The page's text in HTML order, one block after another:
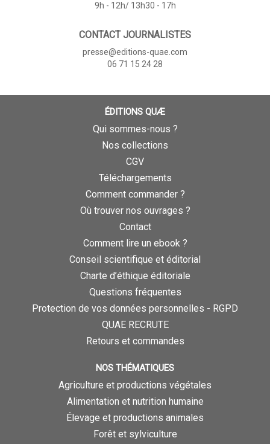
9h - 12h/ 13h30 - 17h
CONTACT JOURNALISTES
presse@editions-quae.com
06 71 15 24 28
ÉDITIONS QUÆ
Qui sommes-nous ?
Nos collections
CGV
Téléchargements
Comment commander ?
Où trouver nos ouvrages ?
Contact
Comment lire un ebook ?
Conseil scientifique et éditorial
Charte d’éthique éditoriale
Questions fréquentes
Protection de vos données personnelles - RGPD
QUAE RECRUTE
Retours et commandes
NOS THÉMATIQUES
Agriculture et productions végétales
Alimentation et nutrition humaine
Élevage et productions animales
Forêt et sylviculture